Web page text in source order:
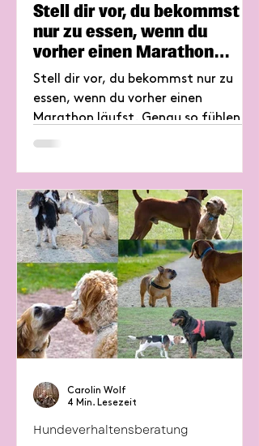
Stell dir vor, du bekommst
nur zu essen, wenn du
vorher einen Marathon
läufst - die Handfütterung
beim Hund.
Stell dir vor, du bekommst nur zu
essen, wenn du vorher einen
Marathon läufst. Genau so fühlen
sich viele Hunde, die nur beim
das weder fair noch artgerecht ist –
und wie es besser geht – liest du im
neuen Blog.
Hundeverhaltensberatung
Carolin Wolf
4 Min. Lesezeit